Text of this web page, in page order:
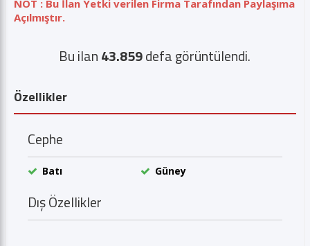
NOT : Bu İlan Yetki verilen Firma Tarafından Paylaşıma
Açılmıştır.
Bu ilan43.859defa görüntülendi.
Özellikler
Cephe
Batı Güney
Dış Özellikler